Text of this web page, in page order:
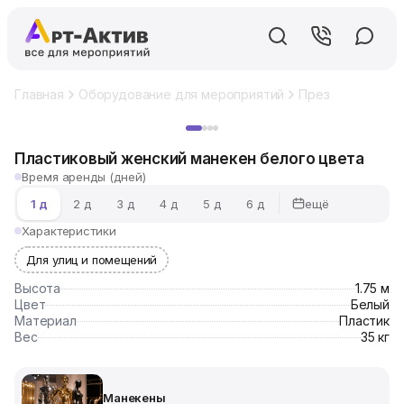
Главная Оборудование для мероприятий
Пластиковый женский манекен белого цвета
Время аренды (дней)
1 д
2 д 3 д 4 д 5 д 6 д
ещё
Характеристики
Для улиц и помещений
Высота
1.75 м
Цвет
Белый
Материал
Пластик
Вес
35 кг
Манекены